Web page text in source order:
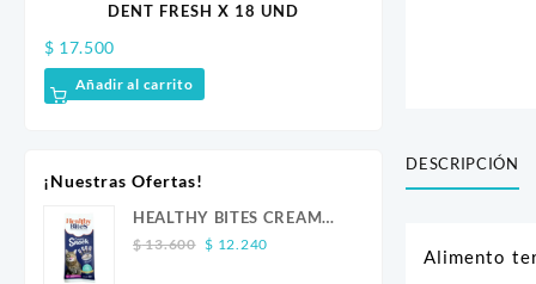
DENT FRESH X 18 UND
$ 17.500
Añadir al carrito
¡Nuestras Ofertas!
HEALTHY BITES CREAM
GATO ATUN 4 UND
$13.600 Original
$ 12.240Current
DESCRIPCIÓN
Alimento